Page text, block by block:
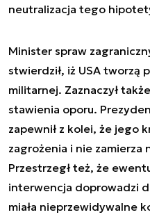
neutralizacja tego
Minister spraw
stwierdził, iż USA tworzą
militarnej. Zaznaczył
stawienia oporu.
zapewnił z kolei, że jego
zagrożenia i nie zamierza
Przestrzegł też, że
interwencja doprowadzi
miała nieprzewidywalne